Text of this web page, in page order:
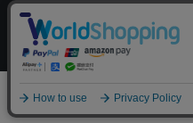
Copyrights © WORLD
スマー